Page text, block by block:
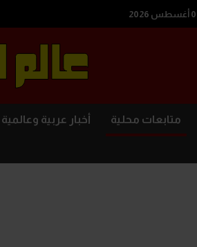
متابعات محلية أخبار عربية وعالمية